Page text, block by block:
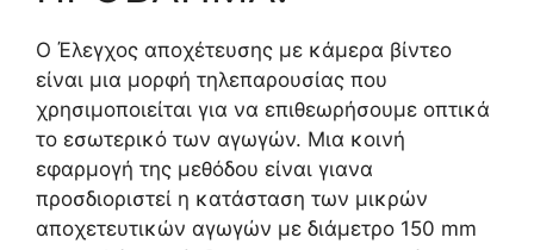
Ο Έλεγχος αποχέτευσης με κάμερα βίντεο
είναι μια μορφή τηλεπαρουσίας που
χρησιμοποιείται για να επιθεωρήσουμε οπτικά
το εσωτερικό των αγωγών. Μια κοινή
εφαρμογή της μεθόδου είναι γιανα
προσδιοριστεί η κατάσταση των μικρών
αποχετευτικών αγωγών με διάμετρο 150 mm